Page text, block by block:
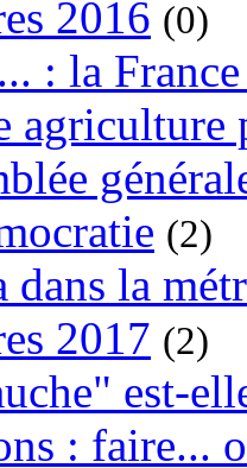
2016 (0)
: la
agriculture
(2)
dans la
2017 (2)
est-
: faire...